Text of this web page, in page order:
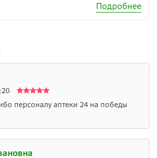
Подробнее
персоналу аптеки 24 на победы